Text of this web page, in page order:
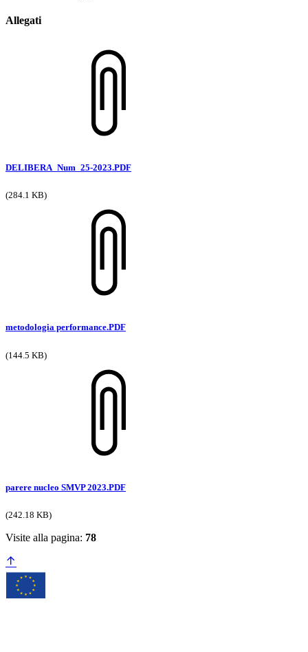
Allegati
DELIBERA_Num_25-2023.PDF
(284.1 KB)
metodologia performance.PDF
(144.5 KB)
parere nucleo SMVP 2023.PDF
(242.18 KB)
Visite alla pagina: 78